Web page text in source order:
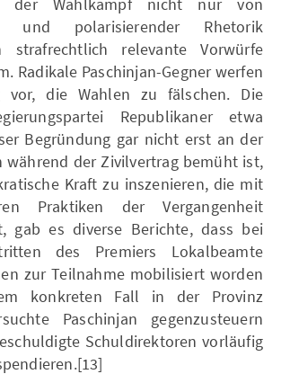
und polarisierender Rhetorik
strafrechtlich relevante Vorwürfe
Radikale Paschinjan-Gegner werfen
vor, die Wahlen zu fälschen. Die
Republikaner etwa
Begründung gar nicht erst an der
während der Zivilvertrag bemüht ist,
Kraft zu inszenieren, die mit
Praktiken der Vergangenheit
gab es diverse Berichte, dass bei
des Premiers Lokalbeamte
zur Teilnahme mobilisiert worden
konkreten Fall in der Provinz
Paschinjan gegenzusteuern
Schuldirektoren vorläufig